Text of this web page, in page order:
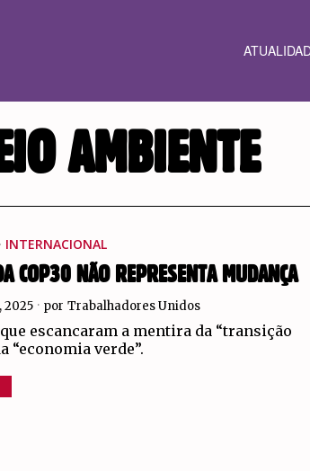
AMBIENTE
· INTERNACIONAL
COP30 NÃO REPRESENTA MUDANÇA
2025 por Trabalhadores Unidos
escancaram a mentira da “transição
“economia verde”.